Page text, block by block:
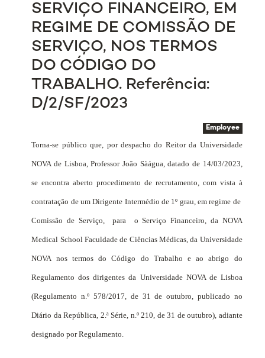
SERVIÇO FINANCEIRO, EM
REGIME DE COMISSÃO DE
SERVIÇO, NOS TERMOS
DO CÓDIGO DO
TRABALHO. Referência:
D/2/SF/2023
Employee
Torna-se público que, por despacho do Reitor da Universidade
NOVA de Lisboa, Professor João Sàágua, datado de 14/03/2023,
se encontra aberto procedimento de recrutamento, com vista à
contratação de um Dirigente Intermédio de 1º grau, em regime de
Comissão de Serviço, para o Serviço Financeiro, da NOVA
Medical School Faculdade de Ciências Médicas, da Universidade
NOVA nos termos do Código do Trabalho e ao abrigo do
Regulamento dos dirigentes da Universidade NOVA de Lisboa
(Regulamento n.º 578/2017, de 31 de outubro, publicado no
Diário da República, 2.ª Série, n.º 210, de 31 de outubro), adiante
designado por Regulamento.